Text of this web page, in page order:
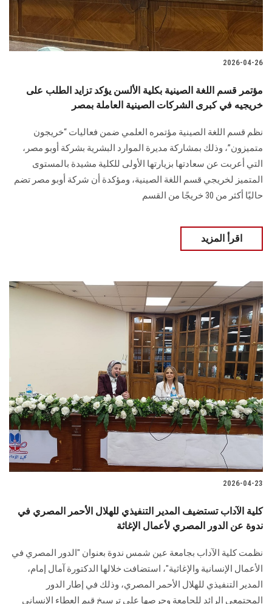
2026-04-26
مؤتمر قسم اللغة الصينية بكلية الألسن يؤكد تزايد الطلب على
خريجيه في كبرى الشركات الصينية العاملة بمصر
نظم قسم اللغة الصينية مؤتمره العلمي ضمن فعاليات “خريجون
متميزون”، وذلك بمشاركة مديرة الموارد البشرية بشركة أوبو مصر،
التي أعربت عن سعادتها بزيارتها الأولى للكلية مشيدة بالمستوى
المتميز لخريجي قسم اللغة الصينية، ومؤكدة أن شركة أوبو مصر تضم
حاليًا أكثر من 30 خريجًا من القسم
اقرأ المزيد
2026-04-23
كلية الآداب تستضيف المدير التنفيذي للهلال الأحمر المصري في
ندوة عن الدور المصري لأعمال الإغاثة
نظمت كلية الآداب بجامعة عين شمس ندوة بعنوان "الدور المصري في
الأعمال الإنسانية والإغاثية"، استضافت خلالها الدكتورة آمال إمام،
المدير التنفيذي للهلال الأحمر المصري، وذلك في إطار الدور
المجتمعي الرائد للجامعة وحرصها على ترسيخ قيم العطاء الإنساني